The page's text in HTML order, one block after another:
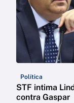
Política
STF intima
contra Gaspar